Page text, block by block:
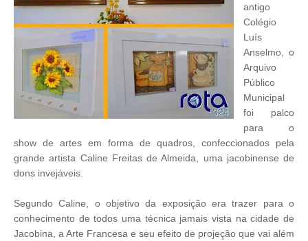
antigo
Colégio
Luís
Anselmo, o
Arquivo
Público
Municipal
foi palco
para o
show de artes em forma de quadros, confeccionados pela
grande artista Caline Freitas de Almeida, uma jacobinense de
dons invejáveis.
Segundo Caline, o objetivo da exposição era trazer para o
conhecimento de todos uma técnica jamais vista na cidade de
Jacobina, a Arte Francesa e seu efeito de projeção que vai além